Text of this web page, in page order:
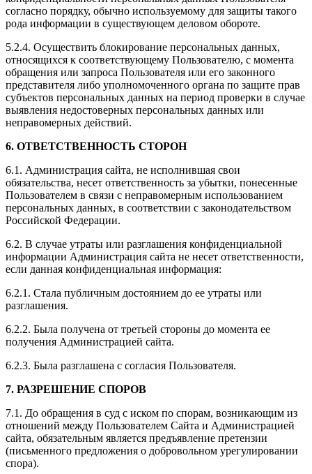
согласно порядку, обычно используемому для защиты такого
рода информации в существующем деловом обороте.
5.2.4. Осуществить блокирование персональных данных,
относящихся к соответствующему Пользователю, с момента
обращения или запроса Пользователя или его законного
представителя либо уполномоченного органа по защите прав
субъектов персональных данных на период проверки в случае
выявления недостоверных персональных данных или
неправомерных действий.
6. ОТВЕТСТВЕННОСТЬ СТОРОН
6.1. Администрация сайта, не исполнившая свои
обязательства, несет ответственность за убытки, понесенные
Пользователем в связи с неправомерным использованием
персональных данных, в соответствии с законодательством
Российской Федерации.
6.2. В случае утраты или разглашения конфиденциальной
информации Администрация сайта не несет ответственности,
если данная конфиденциальная информация:
6.2.1. Стала публичным достоянием до ее утраты или
разглашения.
6.2.2. Была получена от третьей стороны до момента ее
получения Администрацией сайта.
6.2.3. Была разглашена с согласия Пользователя.
7. РАЗРЕШЕНИЕ СПОРОВ
7.1. До обращения в суд с иском по спорам, возникающим из
отношений между Пользователем Сайта и Администрацией
сайта, обязательным является предъявление претензии
(письменного предложения о добровольном урегулировании
спора).